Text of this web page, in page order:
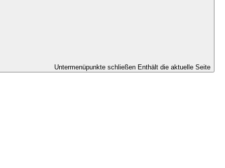
Untermenüpunkte schließen Enthält die aktuelle Seite